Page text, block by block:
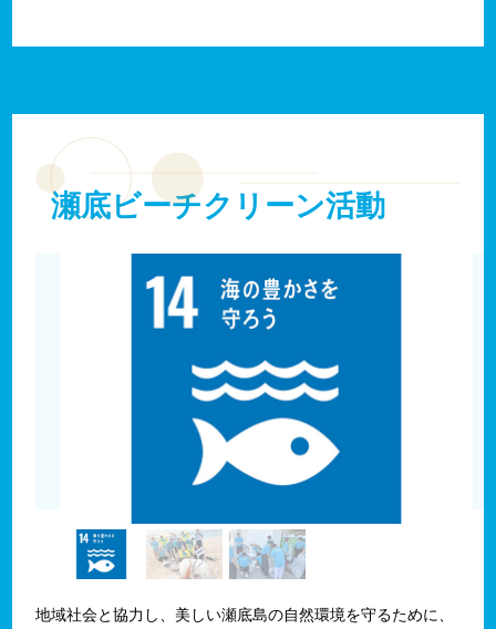
瀬底ビーチクリーン活動
地域社会と協力し、美しい瀬底島の自然環境を守るために、